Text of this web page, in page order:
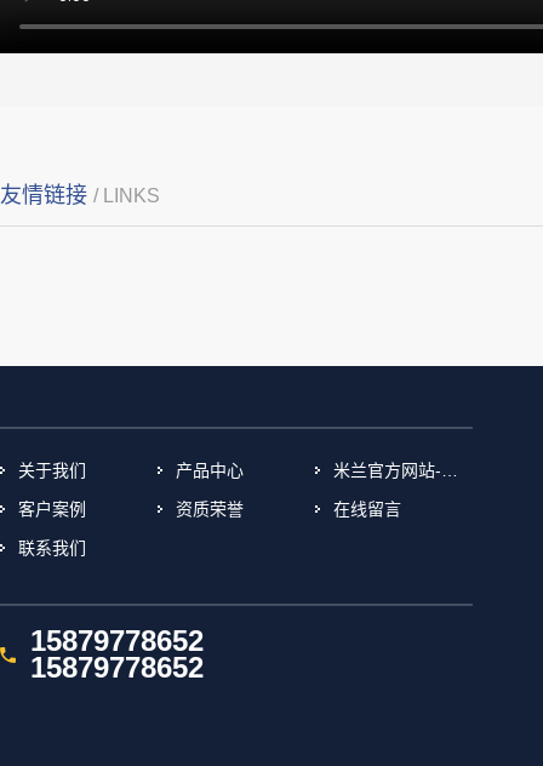
友情链接 / LINKS
关于我们 产品中心
客户案例
资质荣誉
在线留言
联系我们
15879778652
15879778652